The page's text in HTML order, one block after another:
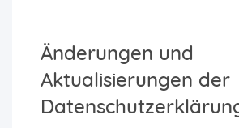
Änderungen und
Aktualisierungen der